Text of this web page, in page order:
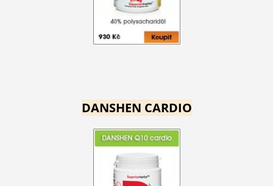
DANSHEN CARDIO